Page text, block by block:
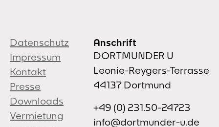
Datenschutz
Impressum
Kontakt
Presse
Downloads
Vermietung
Anschrift
DORTMUNDER U
Leonie-Reygers-Terrasse
44137 Dortmund
+49 (0) 231.50-24723
info@dortmunder-u.de